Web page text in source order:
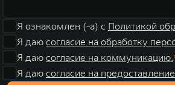
Я ознакомлен (-а) с Политикой
Я даю согласие на обработку
Я даю согласие на коммуникацию.
Я даю согласие на